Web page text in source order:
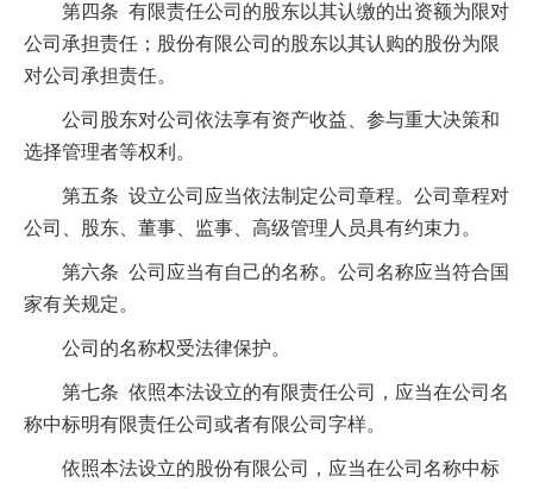
第四条 有限责任公司的股东以其认缴的出资额为限对
公司承担责任；股份有限公司的股东以其认购的股份为限
对公司承担责任。
公司股东对公司依法享有资产收益、参与重大决策和
选择管理者等权利。
第五条 设立公司应当依法制定公司章程。公司章程对
公司、股东、董事、监事、高级管理人员具有约束力。
第六条 公司应当有自己的名称。公司名称应当符合国
家有关规定。
公司的名称权受法律保护。
第七条 依照本法设立的有限责任公司，应当在公司名
称中标明有限责任公司或者有限公司字样。
依照本法设立的股份有限公司，应当在公司名称中标